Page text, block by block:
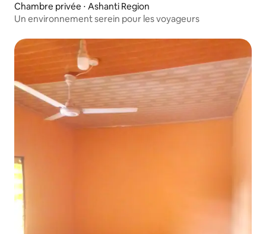
Chambre privée ⋅ Ashanti Region
Un environnement serein pour les voyageurs